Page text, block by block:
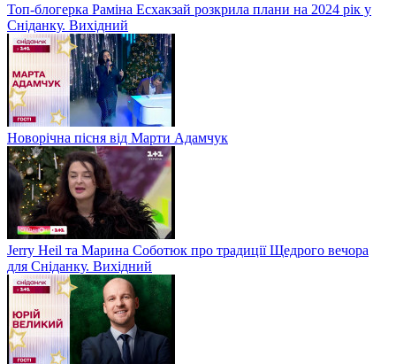
Топ-блогерка Раміна Есхакзай розкрила плани на 2024 рік у
Сніданку. Вихідний
Новорічна пісня від Марти Адамчук
Jerry Heil та Марина Соботюк про традиції Щедрого вечора
для Сніданку. Вихідний